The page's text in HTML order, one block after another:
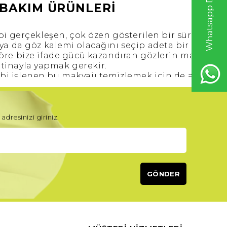
ÜRÜNLERİ
gerçekleşen, çok özen gösterilen bir süreçtir.
da göz kalemi olacağını seçip adeta bir resim
bize ifade gücü kazandıran gözlerin
yapmak gerekir.
işlenen bu makyajı temizlemek için de aynı
sabah uyanınca yüz yıkama vaktine ertelemek
yanlış belki de.
bir davette, toplantıda dinç ve bakımlı
kozmetikler seçerken gün sonunda bu
alelacele yapmaktan da kaçınmak gerekir.
işten değil. Çünkü sertleşen ve katılaşan
kıvama gelir.
Gereken Noktalar Nelerdir?
uygularken oldukça nazik davranmamız
uygulamak gerekir.
giriniz.